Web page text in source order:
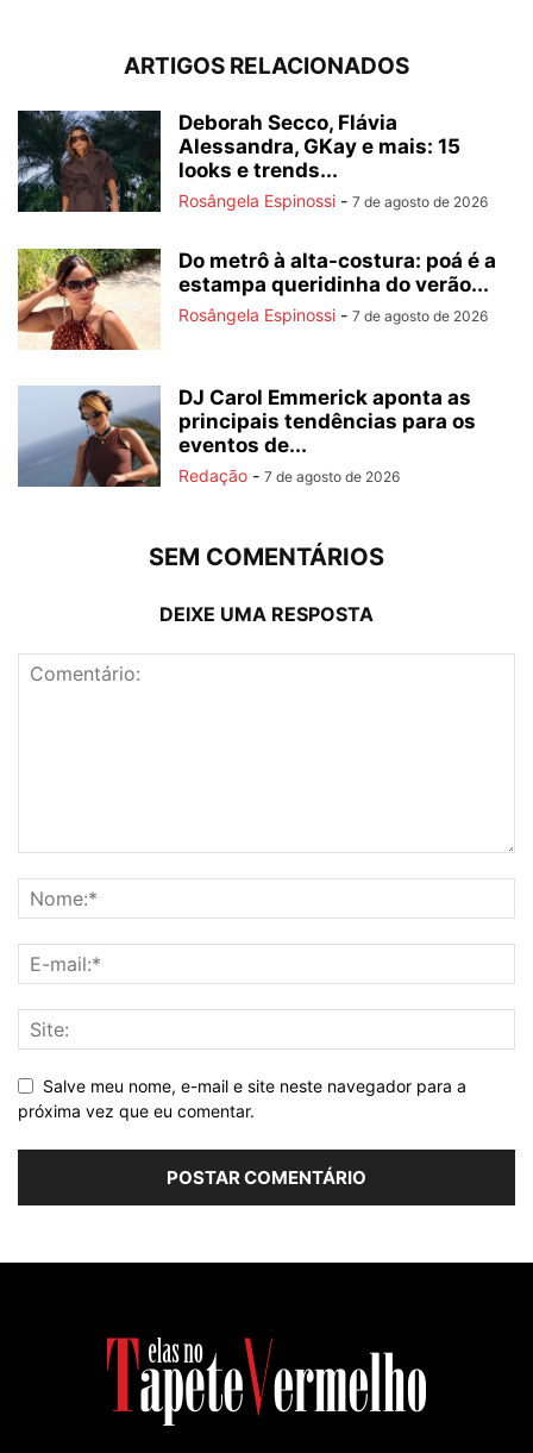
ARTIGOS RELACIONADOS
Deborah Secco, Flávia
Alessandra, GKay e mais: 15
looks e trends...
Rosângela Espinossi - 7 de agosto de 2026
Do metrô à alta-costura: poá é a
estampa queridinha do verão...
Rosângela Espinossi - 7 de agosto de 2026
DJ Carol Emmerick aponta as
principais tendências para os
eventos de...
Redação - 7 de agosto de 2026
SEM COMENTÁRIOS
DEIXE UMA RESPOSTA
Salve meu nome, e-mail e site neste navegador para a
próxima vez que eu comentar.